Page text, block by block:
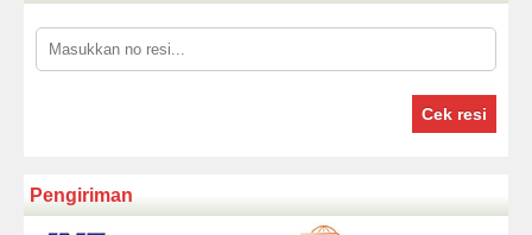
Cek resi
Pengiriman